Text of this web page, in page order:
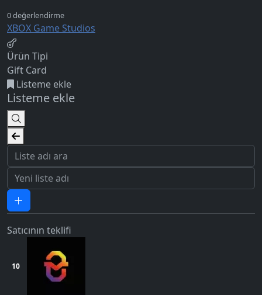
XBOX Game Studios
Ürün Tipi
Gift Card
Listeme ekle
Listeme ekle
Satıcının teklifi
10